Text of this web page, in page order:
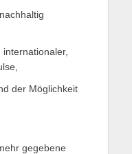
der Möglichkeit
gegebene